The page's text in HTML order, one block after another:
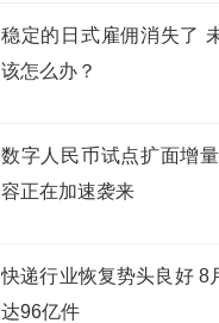
稳定的日式雇佣消失了
该怎么办？
数字人民币试点扩面增
容正在加速袭来
快递行业恢复势头良好 8
达96亿件